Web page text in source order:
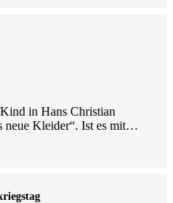
in Hans Christian
neue Kleider“. Ist es mit…